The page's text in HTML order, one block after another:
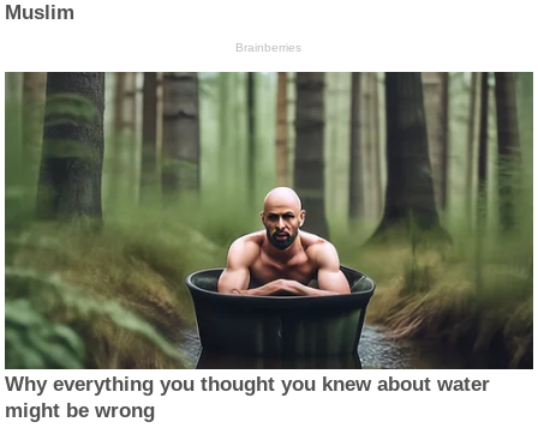
Muslim
Brainberries
Why everything you thought you knew about water
might be wrong